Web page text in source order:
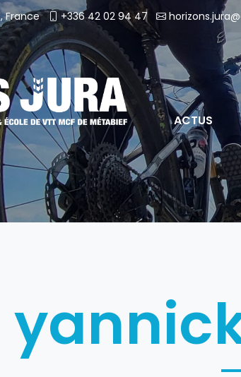
France +336 42 02 94 47
ACTUS
yannick